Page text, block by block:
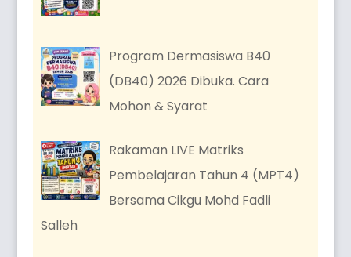
Program Dermasiswa B40
(DB40) 2026 Dibuka. Cara
Mohon & Syarat
Rakaman LIVE Matriks
Pembelajaran Tahun 4 (MPT4)
Bersama Cikgu Mohd Fadli
Salleh